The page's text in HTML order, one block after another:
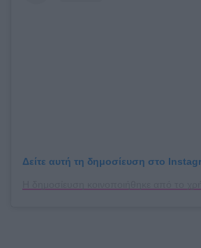
Δείτε αυτή τη δημοσίευση στο